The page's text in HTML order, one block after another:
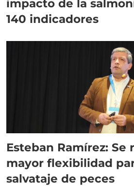
impacto de la
140 indicadores
Esteban Ramírez: Se
mayor flexibilidad
salvataje de peces